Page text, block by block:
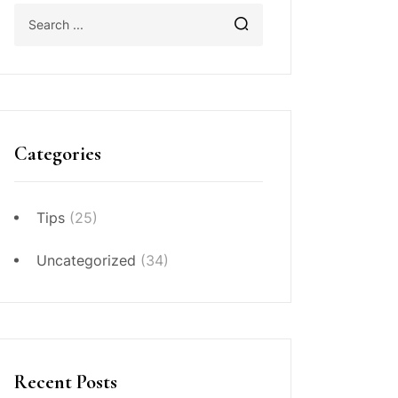
Categories
Tips (25)
Uncategorized (34)
Recent Posts